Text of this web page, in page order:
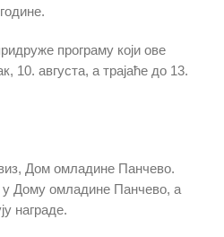
програму који ове
10. августа, a трајаће до 13.
Дом омладине Панчево.
у Дому омладине Панчево, а
награде.